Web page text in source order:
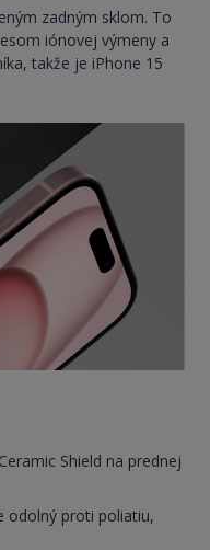
zadným sklom. To
iónovej výmeny a
takže je iPhone 15
Shield na prednej
odolný proti poliatiu,